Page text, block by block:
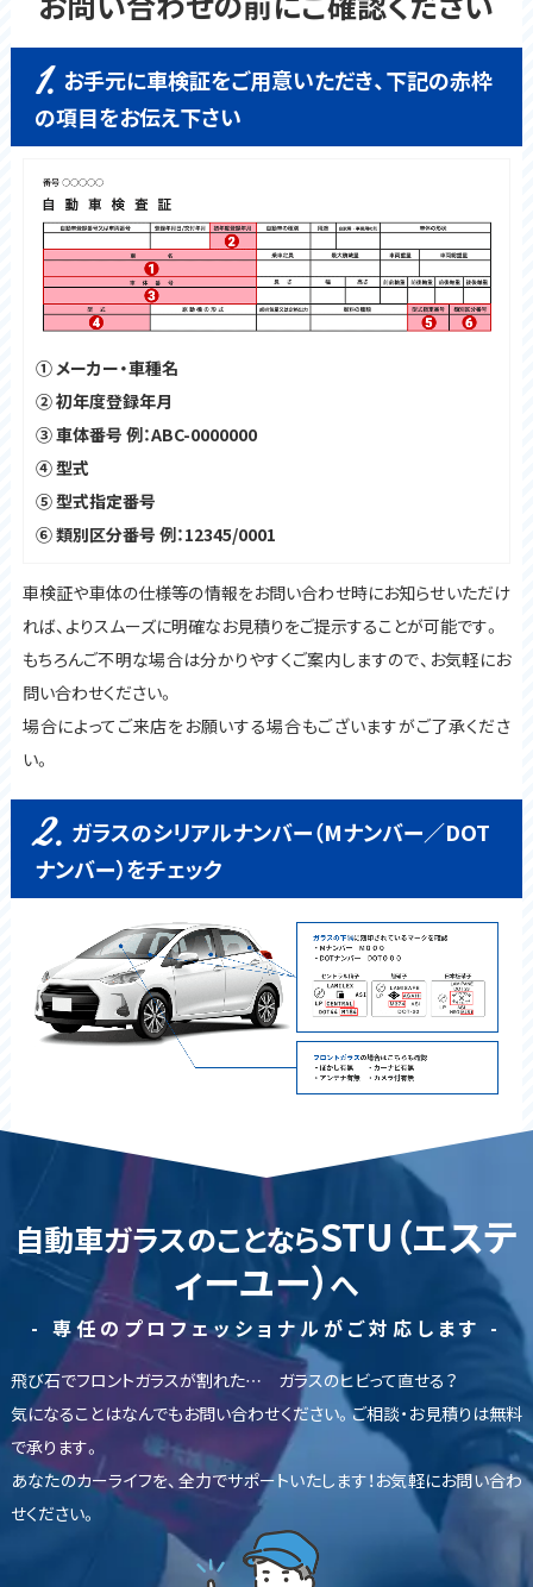
1. お手元に車検証をご用意いただき、下記の赤枠
の項目をお伝え下さい
① メーカー・車種名
② 初年度登録年月
③ 車体番号 例：ABC-0000000
④ 型式
⑤ 型式指定番号
⑥ 類別区分番号 例：12345/0001
車検証や車体の仕様等の情報をお問い合わせ時にお知らせいただけ
れば、よりスムーズに明確なお見積りをご提示することが可能です。
もちろんご不明な場合は分かりやすくご案内しますので、お気軽にお
問い合わせください。
場合によってご来店をお願いする場合もございますがご了承くださ
い。
2. ガラスのシリアルナンバー（Mナンバー／DOT
ナンバー）をチェック
自動車ガラスのことならSTU（エステ
ィーユー）へ
- 専任のプロフェッショナルがご対応します -
飛び石でフロントガラスが割れた… ガラスのヒビって直せる？
気になることはなんでもお問い合わせください。ご相談・お見積りは無料
で承ります。
あなたのカーライフを、全力でサポートいたします！お気軽にお問い合わ
せください。